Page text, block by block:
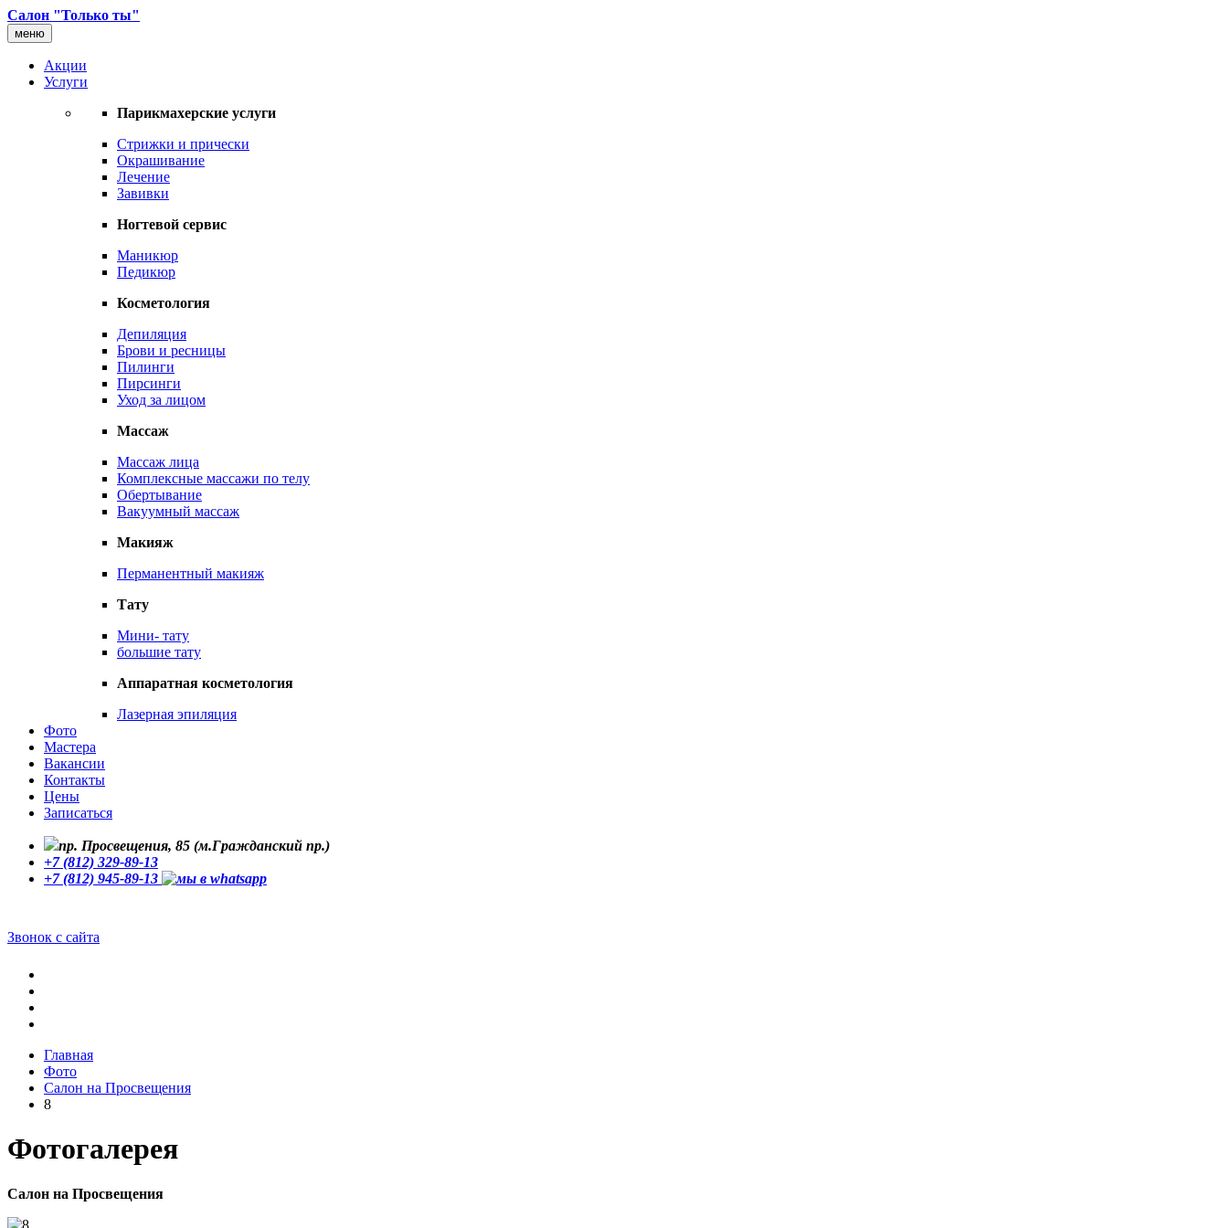
Салон "Только ты"
меню
Акции
Услуги
Парикмахерские услуги
Стрижки и прически
Окрашивание
Лечение
Завивки
Ногтевой сервис
Маникюр
Педикюр
Косметология
Депиляция
Брови и ресницы
Пилинги
Пирсинги
Уход за лицом
Массаж
Массаж лица
Комплексные массажи по телу
Обертывание
Вакуумный массаж
Макияж
Перманентный макияж
Тату
Мини- тату
большие тату
Аппаратная косметология
Лазерная эпиляция
Фото
Мастера
Вакансии
Контакты
Цены
Записаться
пр. Просвещения, 85 (м.Гражданский пр.)
+7 (812) 329-89-13
+7 (812) 945-89-13
Звонок с сайта
Главная
Фото
Cалон на Просвещения
8
Фотогалерея
Cалон на Просвещения